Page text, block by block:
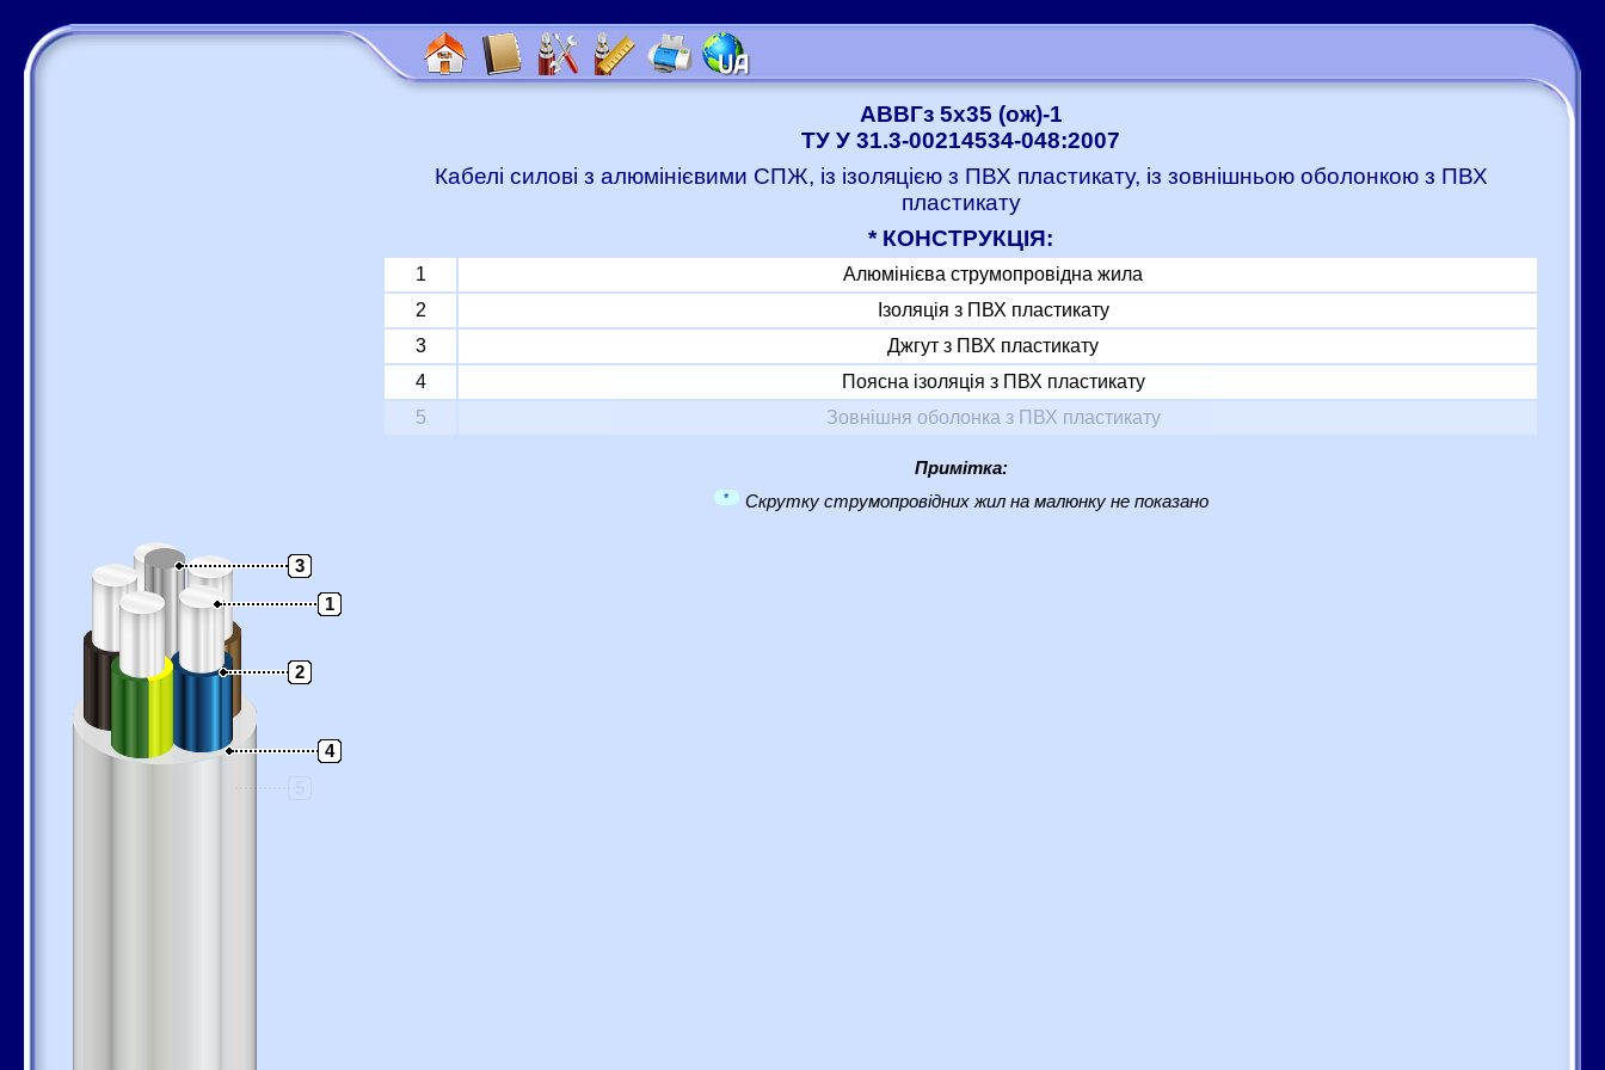
3
1
2
4
5
АВВГз 5x35 (ож)-1
ТУ У 31.3-00214534-048:2007
Кабелі силові з алюмінієвими СПЖ, із ізоляцією з ПВХ пластикату, із зовнішньою оболонкою з ПВХ
пластикату
* КОНСТРУКЦІЯ:
1
Алюмінієва струмопровідна жила
2
Ізоляція з ПВХ пластикату
3
Джгут з ПВХ пластикату
4
Поясна ізоляція з ПВХ пластикату
5
Зовнішня оболонка з ПВХ пластикату
Примітка:
* Скрутку струмопровідних жил на малюнку не показано